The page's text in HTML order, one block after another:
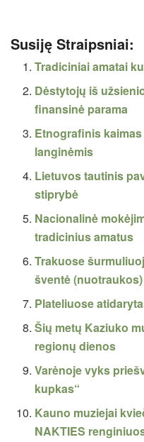
Susiję Straipsniai:
Tradiciniai amatai
Dėstytojų iš
finansinė parama
Etnografinis
langinėmis
Lietuvos tautinis
stiprybė
Nacionalinė
tradicinius amatus
Trakuose
šventė (nuotraukos)
Plateliuose
Šių metų Kaziuko
regionų dienos
Varėnoje vyks
kupkas“
Kauno muziejai
NAKTIES